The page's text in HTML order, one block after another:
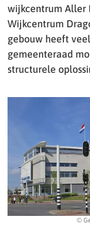
wijkcentrum Aller
Wijkcentrum
gebouw heeft
gemeenteraad
structurele
©